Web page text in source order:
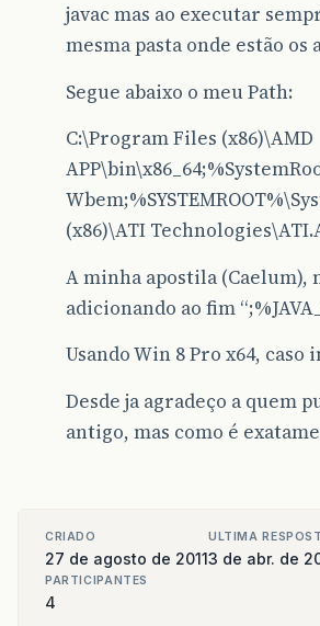
javac mas ao executar
mesma pasta onde estão os
Segue abaixo o meu Path:
C:\Program Files (x86)\AMD
(x86)\ATI
A minha apostila (Caelum),
adicionando ao fim
Usando Win 8 Pro x64,
Desde ja agradeço a quem
antigo, mas como é
CRIADO
27 de agosto de 2011
ULTIMA
3 de abr. de
PARTICIPANTES
4